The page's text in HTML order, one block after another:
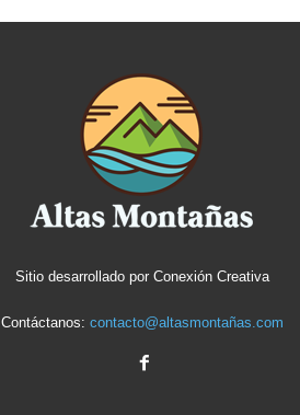
Sitio desarrollado por Conexión Creativa
Contáctanos: contacto@altasmontañas.com